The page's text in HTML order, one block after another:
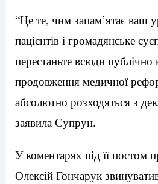
“Це те, чим запам’ятає ваш
пацієнтів і громадянське
перестаньте всюди публічно
продовження медичної
абсолютно розходяться з
заявила Супрун.
У коментарях під її постом
Олексій Гончарук